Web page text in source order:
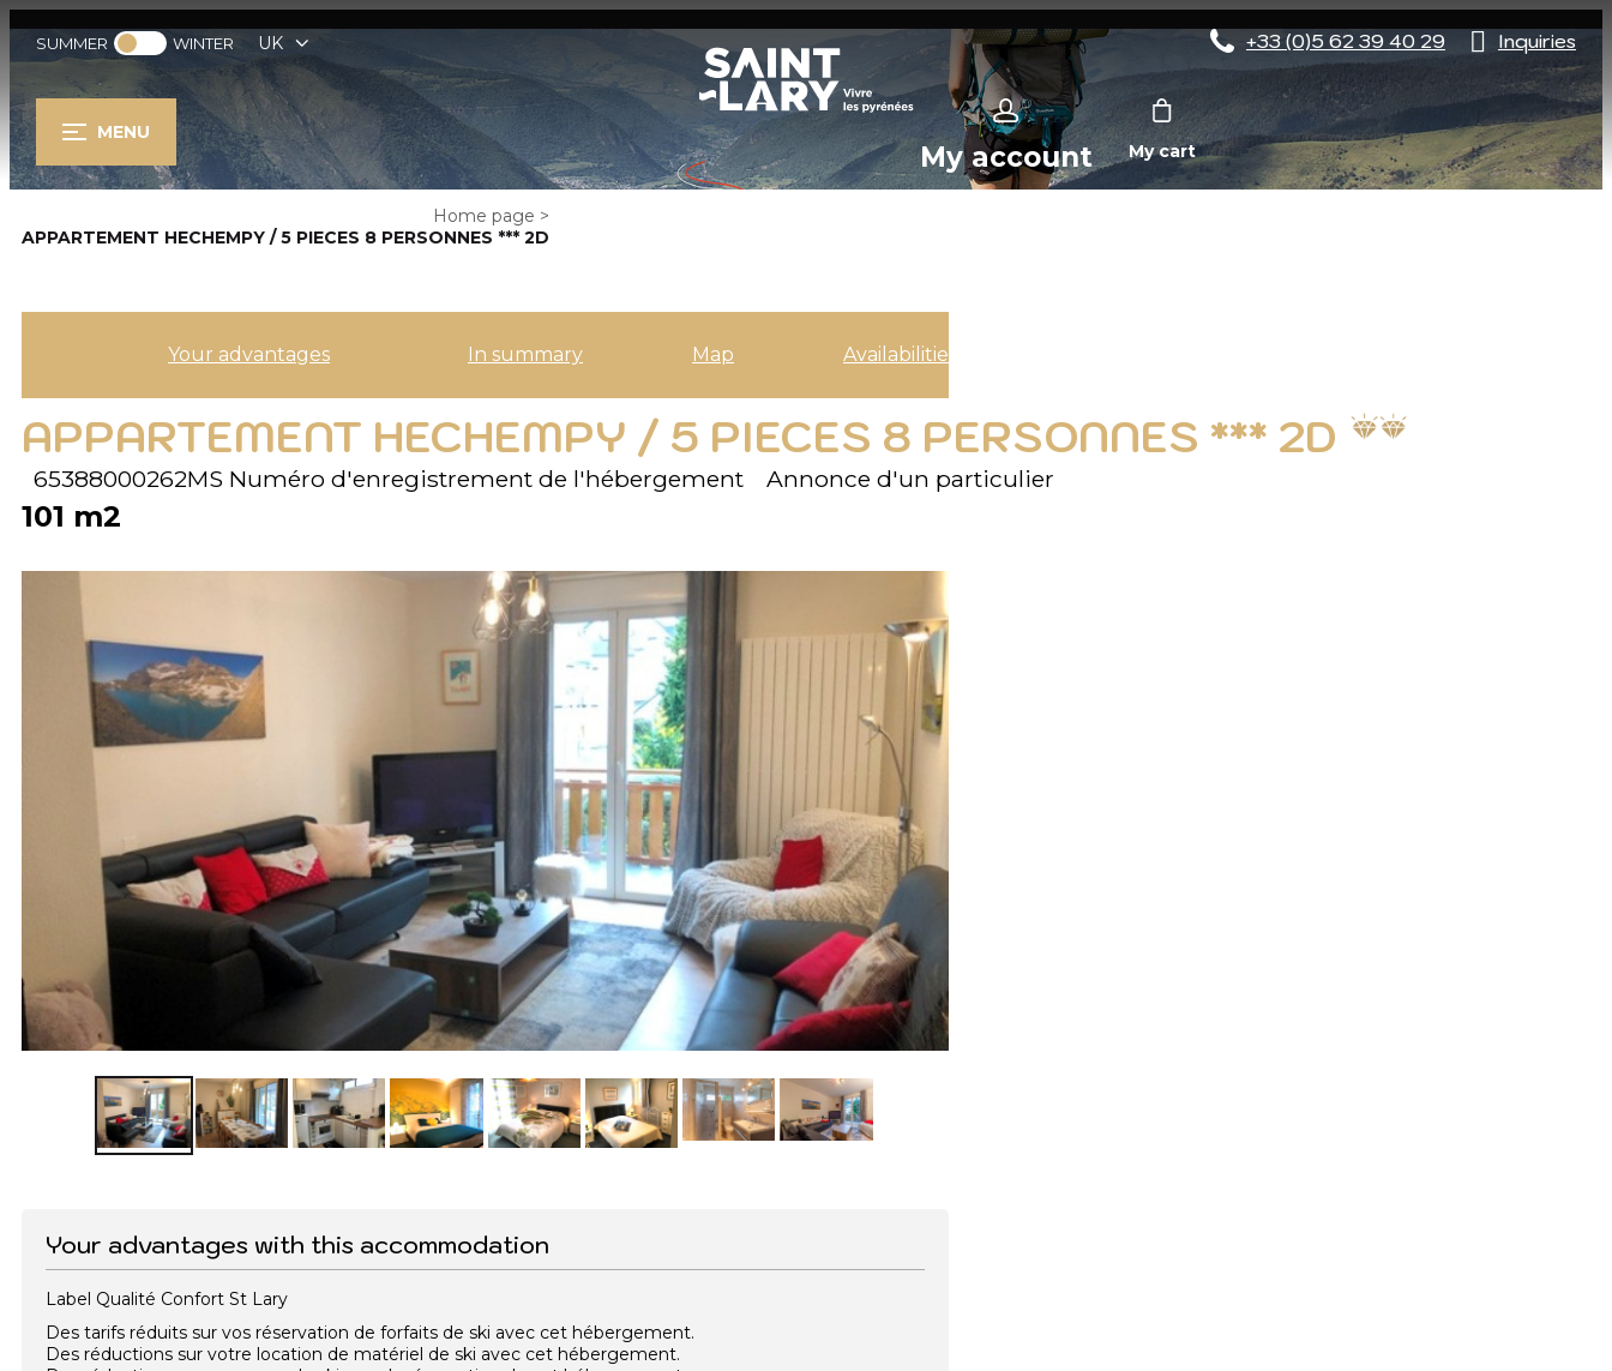
SUMMER WINTER UK +33 (0)5 62 39 40 29 Inquiries
MENU
My account My cart
Home page >
APPARTEMENT HECHEMPY / 5 PIECES 8 PERSONNES *** 2D
Your advantages In summary Map Availabilities
APPARTEMENT HECHEMPY / 5 PIECES 8 PERSONNES *** 2D
65388000262MS Numéro d'enregistrement de l'hébergement Annonce d'un particulier
101 m2
Your advantages with this accommodation
Label Qualité Confort St Lary
Des tarifs réduits sur vos réservation de forfaits de ski avec cet hébergement.
Des réductions sur votre location de matériel de ski avec cet hébergement.